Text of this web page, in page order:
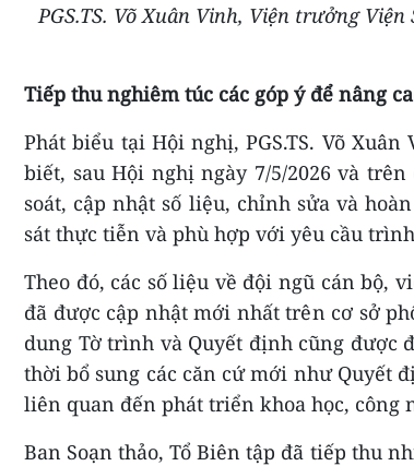
PGS.TS. Võ Xuân Vinh, Viện trưởng
Tiếp thu nghiêm túc các góp ý để nâng
Phát biểu tại Hội nghị, PGS.TS. Võ
biết, sau Hội nghị ngày 7/5/2026 và trên
soát, cập nhật số liệu, chỉnh sửa và
sát thực tiễn và phù hợp với yêu cầu
Theo đó, các số liệu về đội ngũ cán bộ,
đã được cập nhật mới nhất trên cơ sở
dung Tờ trình và Quyết định cũng được
thời bổ sung các căn cứ mới như Quyết
liên quan đến phát triển khoa học, công
Ban Soạn thảo, Tổ Biên tập đã tiếp thu